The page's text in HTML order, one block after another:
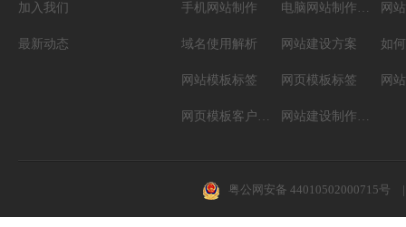
加入我们
最新动态
手机网站制作 电脑网站制作设计 网
域名使用解析 网站建设方案 如
网站模板标签 网页模板标签
网页模板客户案例 网站建设制作知识
粤公网安备 44010502000715号 |